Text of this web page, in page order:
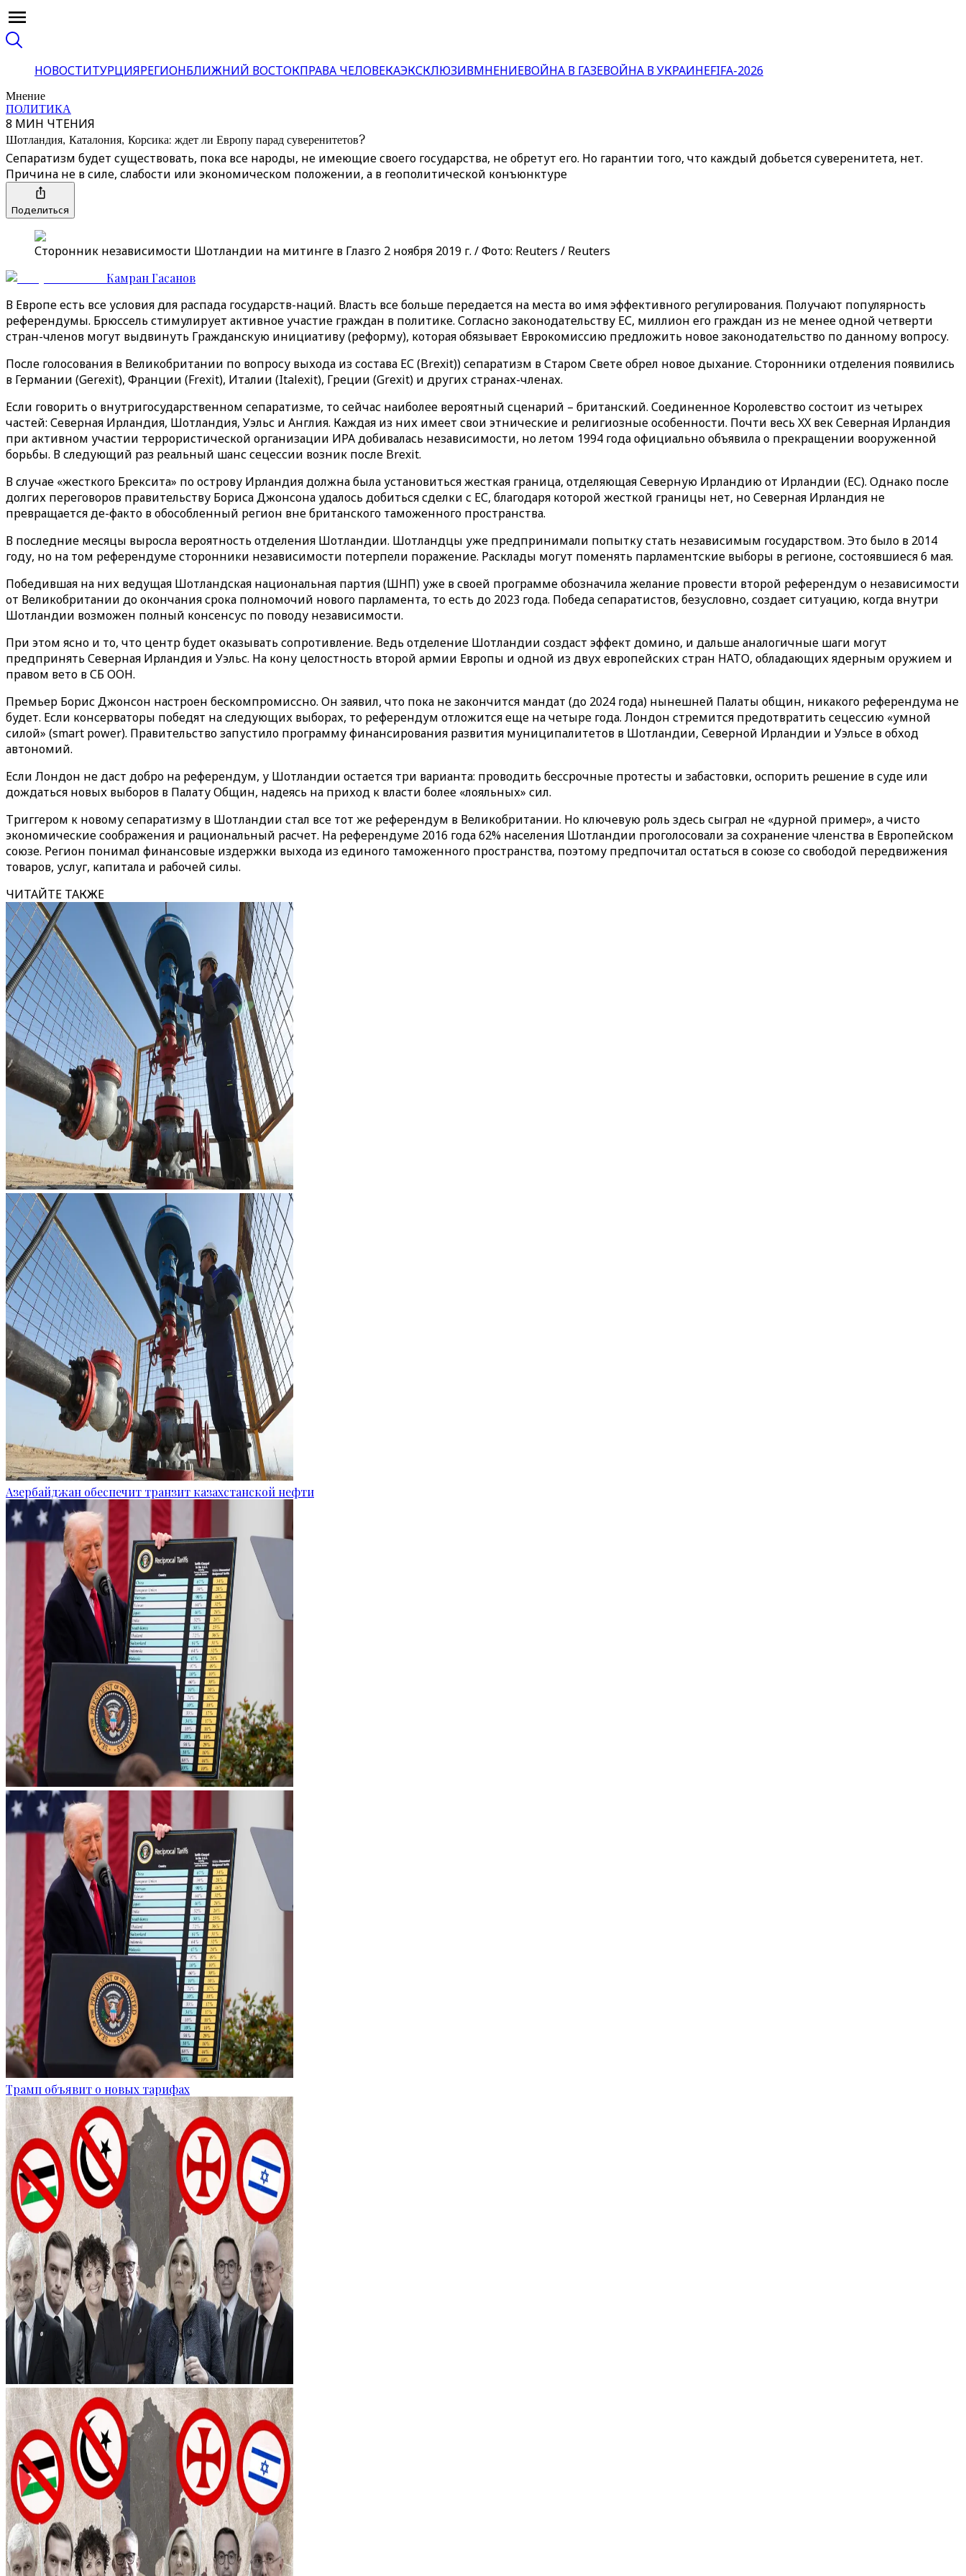
НОВОСТИТУРЦИЯРЕГИОНБЛИЖНИЙ ВОСТОКПРАВА ЧЕЛОВЕКАЭКСКЛЮЗИВМНЕНИЕВОЙНА В ГАЗЕВОЙНА В УКРАИНЕFIFA-2026
Мнение
ПОЛИТИКА
8 МИН ЧТЕНИЯ
Шотландия, Каталония, Корсика: ждет ли Европу парад суверенитетов?
Сепаратизм будет существовать, пока все народы, не имеющие своего государства, не обретут его. Но гарантии того, что каждый добьется суверенитета, нет.
Причина не в силе, слабости или экономическом положении, а в геополитической конъюнктуре
Поделиться
Сторонник независимости Шотландии на митинге в Глазго 2 ноября 2019 г. / Фото: Reuters / Reuters
Камран Гасанов
В Европе есть все условия для распада государств-наций. Власть все больше передается на места во имя эффективного регулирования. Получают популярность
референдумы. Брюссель стимулирует активное участие граждан в политике. Согласно законодательству ЕС, миллион его граждан из не менее одной четверти
стран-членов могут выдвинуть Гражданскую инициативу (реформу), которая обязывает Еврокомиссию предложить новое законодательство по данному вопросу.
После голосования в Великобритании по вопросу выхода из состава ЕС (Brexit)) сепаратизм в Старом Свете обрел новое дыхание. Сторонники отделения появились
в Германии (Gerexit), Франции (Frexit), Италии (Italexit), Греции (Grexit) и других странах-членах.
Если говорить о внутригосударственном сепаратизме, то сейчас наиболее вероятный сценарий – британский. Соединенное Королевство состоит из четырех
частей: Северная Ирландия, Шотландия, Уэльс и Англия. Каждая из них имеет свои этнические и религиозные особенности. Почти весь XX век Северная Ирландия
при активном участии террористической организации ИРА добивалась независимости, но летом 1994 года официально объявила о прекращении вооруженной
борьбы. В следующий раз реальный шанс сецессии возник после Brexit.
В случае «жесткого Брексита» по острову Ирландия должна была установиться жесткая граница, отделяющая Северную Ирландию от Ирландии (ЕС). Однако после
долгих переговоров правительству Бориса Джонсона удалось добиться сделки с ЕС, благодаря которой жесткой границы нет, но Северная Ирландия не
превращается де-факто в обособленный регион вне британского таможенного пространства.
В последние месяцы выросла вероятность отделения Шотландии. Шотландцы уже предпринимали попытку стать независимым государством. Это было в 2014
году, но на том референдуме сторонники независимости потерпели поражение. Расклады могут поменять парламентские выборы в регионе, состоявшиеся 6 мая.
Победившая на них ведущая Шотландская национальная партия (ШНП) уже в своей программе обозначила желание провести второй референдум о независимости
от Великобритании до окончания срока полномочий нового парламента, то есть до 2023 года. Победа сепаратистов, безусловно, создает ситуацию, когда внутри
Шотландии возможен полный консенсус по поводу независимости.
При этом ясно и то, что центр будет оказывать сопротивление. Ведь отделение Шотландии создаст эффект домино, и дальше аналогичные шаги могут
предпринять Северная Ирландия и Уэльс. На кону целостность второй армии Европы и одной из двух европейских стран НАТО, обладающих ядерным оружием и
правом вето в СБ ООН.
Премьер Борис Джонсон настроен бескомпромиссно. Он заявил, что пока не закончится мандат (до 2024 года) нынешней Палаты общин, никакого референдума не
будет. Если консерваторы победят на следующих выборах, то референдум отложится еще на четыре года. Лондон стремится предотвратить сецессию «умной
силой» (smart power). Правительство запустило программу финансирования развития муниципалитетов в Шотландии, Северной Ирландии и Уэльсе в обход
автономий.
Если Лондон не даст добро на референдум, у Шотландии остается три варианта: проводить бессрочные протесты и забастовки, оспорить решение в суде или
дождаться новых выборов в Палату Общин, надеясь на приход к власти более «лояльных» сил.
Триггером к новому сепаратизму в Шотландии стал все тот же референдум в Великобритании. Но ключевую роль здесь сыграл не «дурной пример», а чисто
экономические соображения и рациональный расчет. На референдуме 2016 года 62% населения Шотландии проголосовали за сохранение членства в Европейском
союзе. Регион понимал финансовые издержки выхода из единого таможенного пространства, поэтому предпочитал остаться в союзе со свободой передвижения
товаров, услуг, капитала и рабочей силы.
ЧИТАЙТЕ ТАКЖЕ
Азербайджан обеспечит транзит казахстанской нефти
Трамп объявит о новых тарифах